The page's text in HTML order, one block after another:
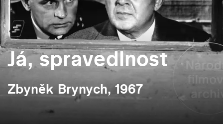
Já, spravedlnost
Zbyněk Brynych, 1967